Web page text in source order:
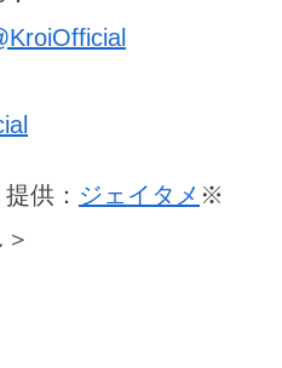
供： ジェイタメ ※